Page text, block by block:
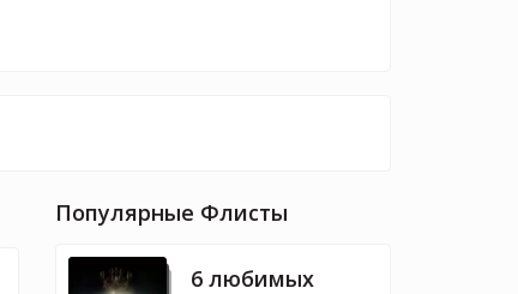
Популярные Флисты
6 любимых